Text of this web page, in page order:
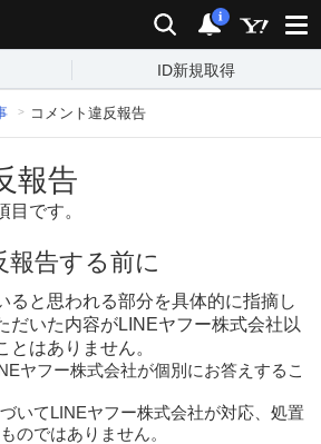
検索 通知
i
ID新規取得
コメント違反報告
報告
目です。
報告する前に
ると思われる部分を具体的に指摘し
だいた内容がLINEヤフー株式会社以
はありません。
ヤフー株式会社が個別にお答えするこ
いてLINEヤフー株式会社が対応、処置
のではありません。